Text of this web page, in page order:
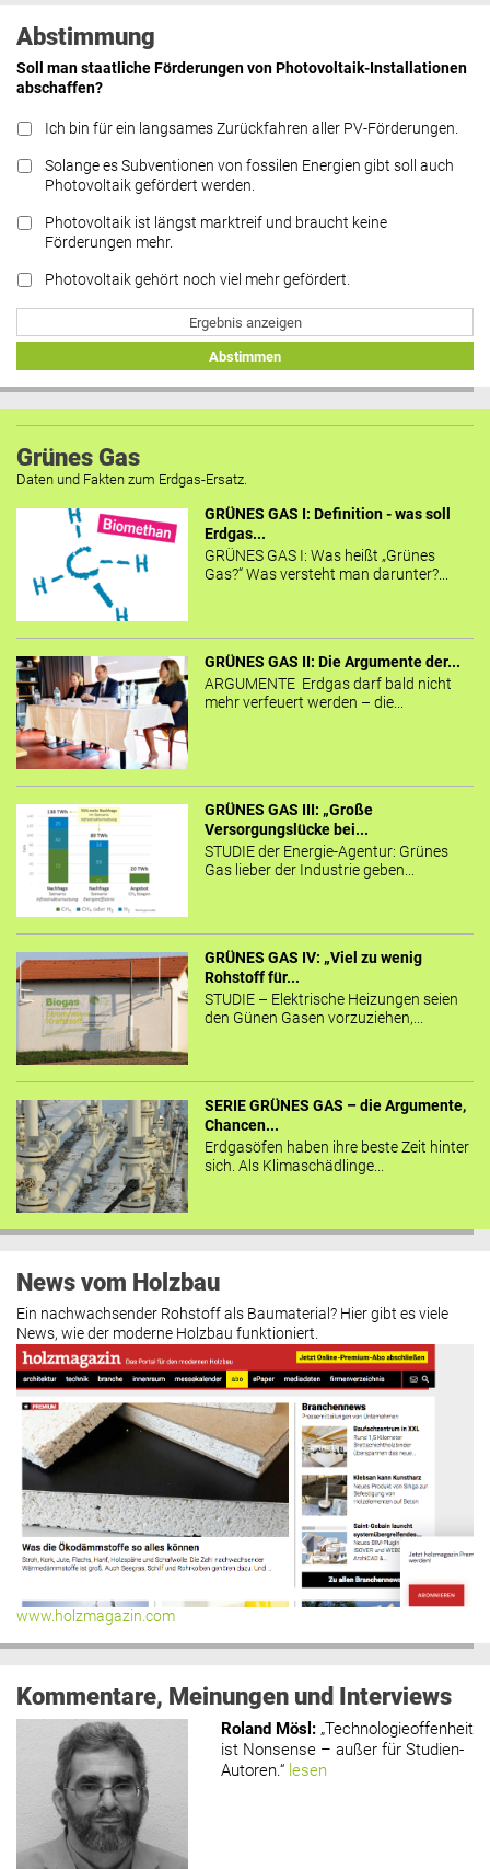
Abstimmung
Soll man staatliche Förderungen von Photovoltaik-Installationen
abschaffen?
Ich bin für ein langsames Zurückfahren aller PV-Förderungen.
Solange es Subventionen von fossilen Energien gibt soll auch
Photovoltaik gefördert werden.
Photovoltaik ist längst marktreif und braucht keine
Förderungen mehr.
Photovoltaik gehört noch viel mehr gefördert.
Ergebnis anzeigen
Abstimmen
Grünes Gas
Daten und Fakten zum Erdgas-Ersatz.
GRÜNES GAS I: Definition - was soll
Erdgas...
GRÜNES GAS I: Was heißt „Grünes
Gas?“ Was versteht man darunter?...
GRÜNES GAS II: Die Argumente der...
ARGUMENTE Erdgas darf bald nicht
mehr verfeuert werden – die...
GRÜNES GAS III: „Große
Versorgungslücke bei...
STUDIE der Energie-Agentur: Grünes
Gas lieber der Industrie geben...
GRÜNES GAS IV: „Viel zu wenig
Rohstoff für...
STUDIE – Elektrische Heizungen seien
den Günen Gasen vorzuziehen,...
SERIE GRÜNES GAS – die Argumente,
Chancen...
Erdgasöfen haben ihre beste Zeit hinter
sich. Als Klimaschädlinge...
News vom Holzbau
Ein nachwachsender Rohstoff als Baumaterial? Hier gibt es viele
News, wie der moderne Holzbau funktioniert.
www.holzmagazin.com
Kommentare, Meinungen und Interviews
Roland Mösl : „Technologieoffenheit
ist Nonsense – außer für Studien-
Autoren.“ lesen